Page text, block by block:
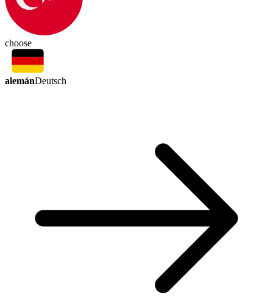
choose
alemánDeutsch